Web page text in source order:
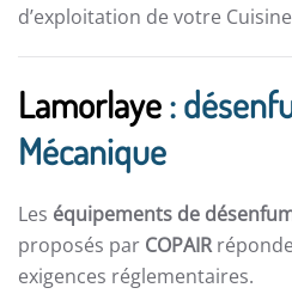
d’exploitation de votre
Lamorlaye:
Mécanique
Les équipements de
proposés par COPAIR
exigences réglementaires.